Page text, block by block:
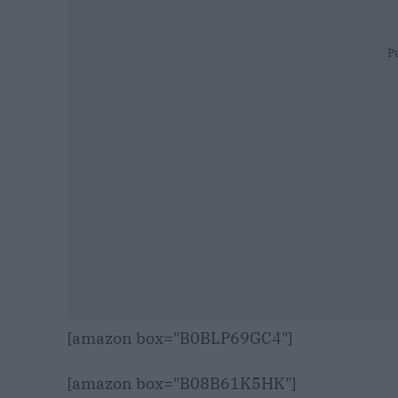
[amazon box="B0BLP69GC4"]
[amazon box="B08B61K5HK"]